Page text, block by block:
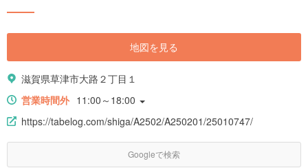
地図を見る
滋賀県草津市大路２丁目１
営業時間外 11:00～18:00
https://tabelog.com/shiga/A2502/A250201/25010747/
Googleで検索